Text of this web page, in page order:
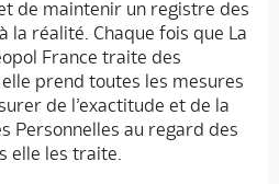
de maintenir un registre des
réalité. Chaque fois que La
France traite des
prend toutes les mesures
de l’exactitude et de la
Personnelles au regard des
elle les traite.